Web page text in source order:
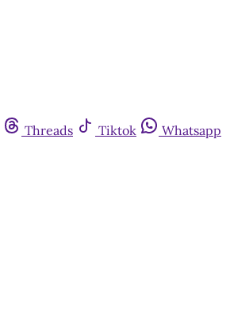
Threads Tiktok
Whatsapp